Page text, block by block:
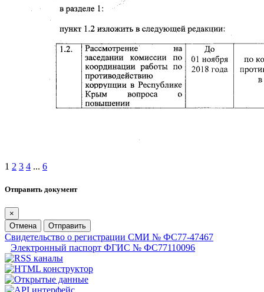
1 2 3 4 ... 6
Отправить документ
×
Отмена
Отправить
Свидетельство о регистрации СМИ № ФС77-47467
Электронный паспорт ФГИС № ФС77110096